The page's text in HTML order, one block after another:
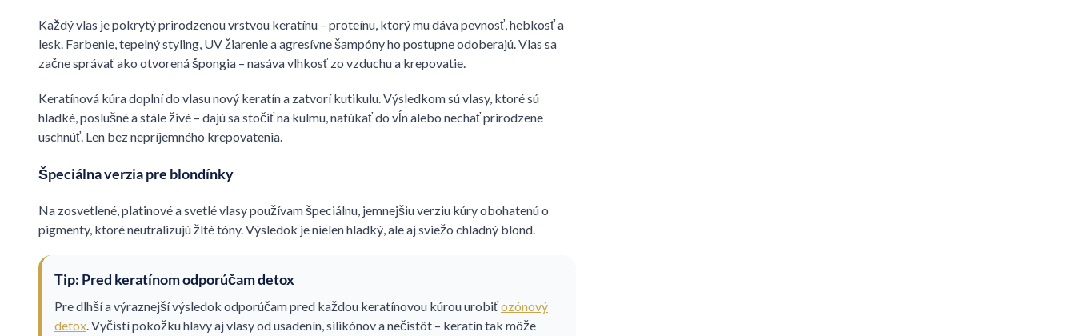
Každý vlas je pokrytý prirodzenou vrstvou keratínu – proteínu, ktorý mu dáva pevnosť, hebkosť a
lesk. Farbenie, tepelný styling, UV žiarenie a agresívne šampóny ho postupne odoberajú. Vlas sa
začne správať ako otvorená špongia – nasáva vlhkosť zo vzduchu a krepovatie.
Keratínová kúra doplní do vlasu nový keratín a zatvorí kutikulu. Výsledkom sú vlasy, ktoré sú
hladké, poslušné a stále živé – dajú sa stočiť na kulmu, nafúkať do vĺn alebo nechať prirodzene
uschnúť. Len bez nepríjemného krepovatenia.
Špeciálna verzia pre blondínky
Na zosvetlené, platinové a svetlé vlasy používam špeciálnu, jemnejšiu verziu kúry obohatenú o
pigmenty, ktoré neutralizujú žlté tóny. Výsledok je nielen hladký, ale aj sviežo chladný blond.
Tip: Pred keratínom odporúčam detox
Pre dlhší a výraznejší výsledok odporúčam pred každou keratínovou kúrou urobiťozónový
detox. Vyčistí pokožku hlavy aj vlasy od usadenín, silikónov a nečistôt – keratín tak môže